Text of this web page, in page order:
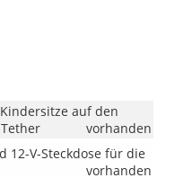
auf den
vorhanden
12-V-Steckdose für die
vorhanden